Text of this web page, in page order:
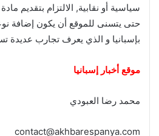
سياسية أو نقابية, الالتزام بتقديم
حتى يتسنى للموقع أن يكون إضافة
بإسبانيا و الذي يعرف تجارب عديدة
موقع أخبار إسبانيا
محمد رضا العبودي
contact@akhbarespanya.com